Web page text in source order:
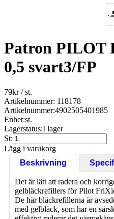
Patron PILOT
0,5 svart3/FP
79kr/ st.
Artikelnummer: 118178
Artikelnummer:4902505401985
Enhet:st.
Lagerstatus:I lager
St:
Lägg i varukorg
Beskrivning
Det är lätt att radera och
gelbläckrefillers för Pilot
De här bläckrefillerna är
med gelbläck, som har en